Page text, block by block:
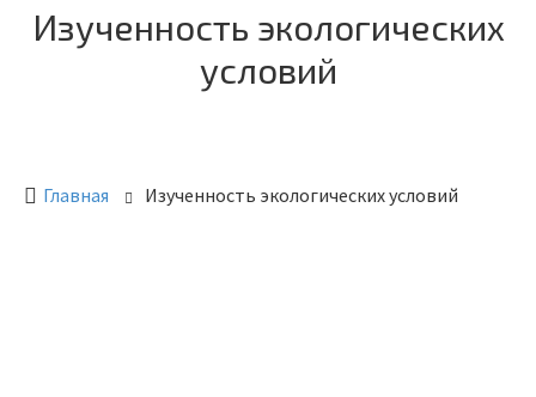
Изученность экологических
условий
Главная Изученность экологических условий